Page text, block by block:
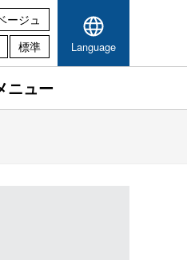
ージュ
標準 Language
ニュー